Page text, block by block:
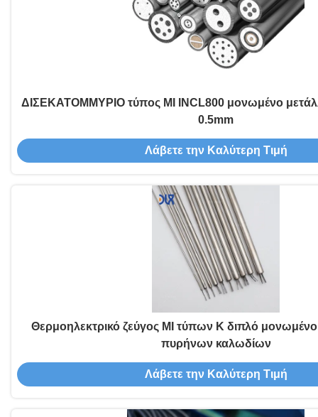
ΔΙΣΕΚΑΤΟΜΜΥΡΙΟ τύπος MI INCL800 μονωμένο
0.5mm
Λάβετε την Καλύτερη Τιμή
Θερμοηλεκτρικό ζεύγος MI τύπων Κ διπλό μονωμένο
πυρήνων καλωδίων
Λάβετε την Καλύτερη Τιμή